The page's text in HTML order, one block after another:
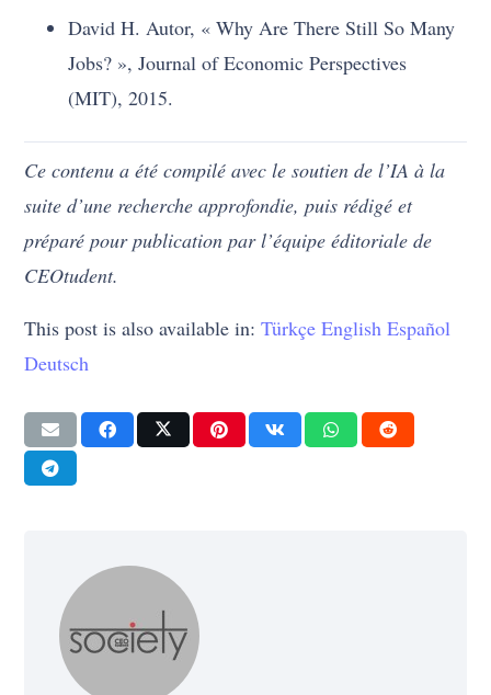
David H. Autor, « Why Are There Still So Many
Jobs? », Journal of Economic Perspectives
(MIT), 2015.
Ce contenu a été compilé avec le soutien de l’IA à la
suite d’une recherche approfondie, puis rédigé et
préparé pour publication par l’équipe éditoriale de
CEOtudent.
This post is also available in:Türkçe English Español
Deutsch